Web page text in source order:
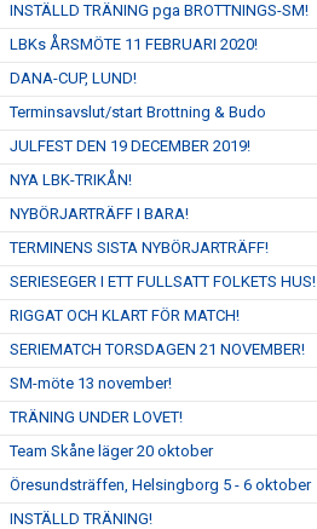
INSTÄLLD TRÄNING pga BROTTNINGS-SM!
LBKs ÅRSMÖTE 11 FEBRUARI 2020!
DANA-CUP, LUND!
Terminsavslut/start Brottning & Budo
JULFEST DEN 19 DECEMBER 2019!
NYA LBK-TRIKÅN!
NYBÖRJARTRÄFF I BARA!
TERMINENS SISTA NYBÖRJARTRÄFF!
SERIESEGER I ETT FULLSATT FOLKETS HUS!
RIGGAT OCH KLART FÖR MATCH!
SERIEMATCH TORSDAGEN 21 NOVEMBER!
SM-möte 13 november!
TRÄNING UNDER LOVET!
Team Skåne läger 20 oktober
Öresundsträffen, Helsingborg 5 - 6 oktober
INSTÄLLD TRÄNING!